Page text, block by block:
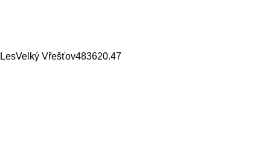
LesVelký Vřešťov483620.47